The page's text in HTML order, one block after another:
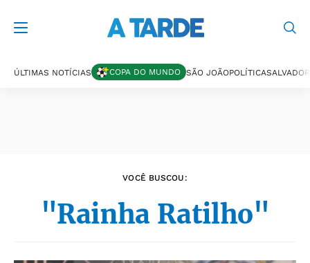
ÚLTIMAS NOTÍCIAS COPA DO MUNDO SÃO JOÃOPOLÍTICASALVADOR
VOCÊ BUSCOU:
"Rainha Ratilho"